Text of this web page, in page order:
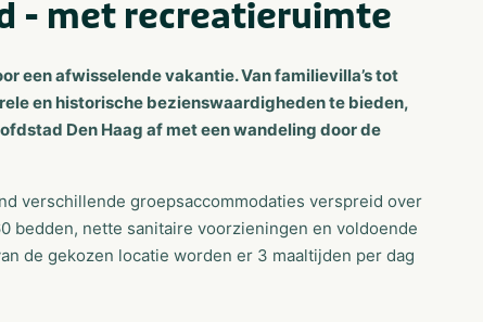
- met recreatieruimte
een afwisselende vakantie. Van familievilla’s tot
en historische bezienswaardigheden te bieden,
Den Haag af met een wandeling door de
verschillende groepsaccommodaties verspreid over
bedden, nette sanitaire voorzieningen en voldoende
de gekozen locatie worden er 3 maaltijden per dag